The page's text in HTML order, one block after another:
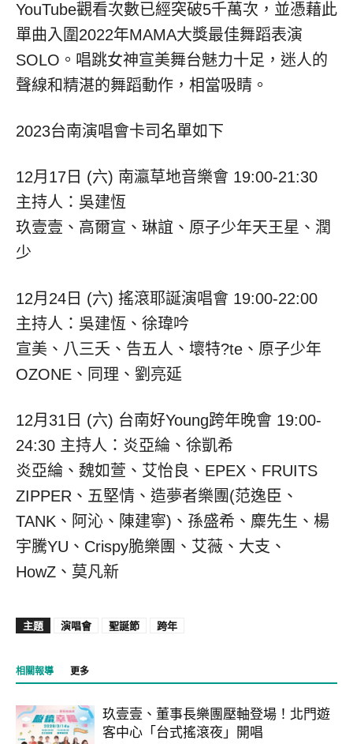
YouTube觀看次數已經突破5千萬次，並憑藉此
單曲入圍2022年MAMA大獎最佳舞蹈表演
SOLO。唱跳女神宣美舞台魅力十足，迷人的
聲線和精湛的舞蹈動作，相當吸睛。
2023台南演唱會卡司名單如下
12月17日 (六) 南瀛草地音樂會 19:00-21:30
主持人：吳建恆
玖壹壹、高爾宣、琳誼、原子少年天王星、潤
少
12月24日 (六) 搖滾耶誕演唱會 19:00-22:00
主持人：吳建恆、徐瑋吟
宣美、八三夭、告五人、壞特?te、原子少年
OZONE、同理、劉亮延
12月31日 (六) 台南好Young跨年晚會 19:00-
24:30 主持人：炎亞綸、徐凱希
炎亞綸、魏如萱、艾怡良、EPEX、FRUITS
ZIPPER、五堅情、造夢者樂團(范逸臣、
TANK、阿沁、陳建寧)、孫盛希、麋先生、楊
宇騰YU、Crispy脆樂團、艾薇、大支、
HowZ、莫凡新
主題 演唱會 聖誕節 跨年
相關報導 更多
玖壹壹、董事長樂團壓軸登場！北門遊
客中心「台式搖滾夜」開唱